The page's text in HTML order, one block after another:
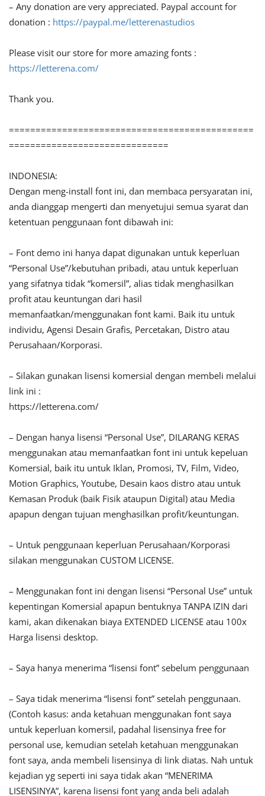
– Any donation are very appreciated. Paypal account for
donation : https://paypal.me/letterenastudios
Please visit our store for more amazing fonts :
https://letterena.com/
Thank you.
==============================================
==============================
INDONESIA:
Dengan meng-install font ini, dan membaca persyaratan ini,
anda dianggap mengerti dan menyetujui semua syarat dan
ketentuan penggunaan font dibawah ini:
– Font demo ini hanya dapat digunakan untuk keperluan
“Personal Use”/kebutuhan pribadi, atau untuk keperluan
yang sifatnya tidak “komersil”, alias tidak menghasilkan
profit atau keuntungan dari hasil
memanfaatkan/menggunakan font kami. Baik itu untuk
individu, Agensi Desain Grafis, Percetakan, Distro atau
Perusahaan/Korporasi.
– Silakan gunakan lisensi komersial dengan membeli melalui
link ini :
https://letterena.com/
– Dengan hanya lisensi “Personal Use”, DILARANG KERAS
menggunakan atau memanfaatkan font ini untuk kepeluan
Komersial, baik itu untuk Iklan, Promosi, TV, Film, Video,
Motion Graphics, Youtube, Desain kaos distro atau untuk
Kemasan Produk (baik Fisik ataupun Digital) atau Media
apapun dengan tujuan menghasilkan profit/keuntungan.
– Untuk penggunaan keperluan Perusahaan/Korporasi
silakan menggunakan CUSTOM LICENSE.
– Menggunakan font ini dengan lisensi “Personal Use” untuk
kepentingan Komersial apapun bentuknya TANPA IZIN dari
kami, akan dikenakan biaya EXTENDED LICENSE atau 100x
Harga lisensi desktop.
– Saya hanya menerima “lisensi font” sebelum penggunaan
– Saya tidak menerima “lisensi font” setelah penggunaan.
(Contoh kasus: anda ketahuan menggunakan font saya
untuk keperluan komersil, padahal lisensinya free for
personal use, kemudian setelah ketahuan menggunakan
font saya, anda membeli lisensinya di link diatas. Nah untuk
kejadian yg seperti ini saya tidak akan “MENERIMA
LISENSINYA”, karena lisensi font yang anda beli adalah